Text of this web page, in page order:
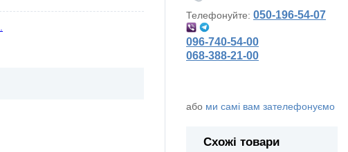
Телефонуйте: 050-196-54-07
096-740-54-00
068-388-21-00
або ми самі вам зателефонуємо
Схожі товари